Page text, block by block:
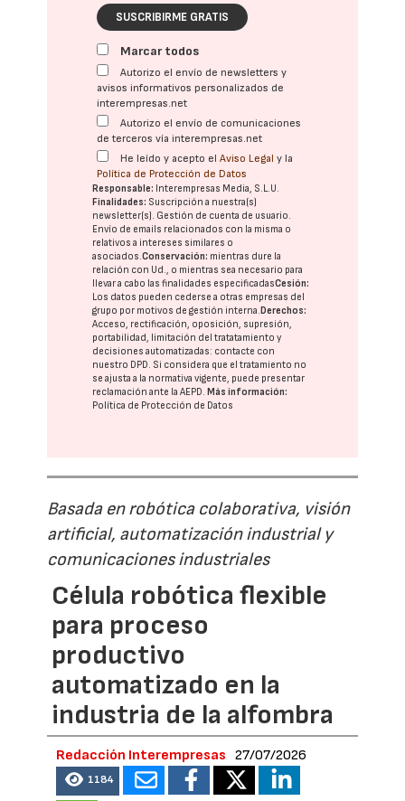
SUSCRIBIRME GRATIS
Marcar todos
Autorizo el envío de newsletters y
avisos informativos personalizados de
interempresas.net
Autorizo el envío de comunicaciones
de terceros vía interempresas.net
He leído y acepto elAviso Legal y la
Política de Protección de Datos
Responsable: Interempresas Media, S.L.U.
Finalidades: Suscripción a nuestra(s)
newsletter(s). Gestión de cuenta de usuario.
Envío de emails relacionados con la misma o
relativos a intereses similares o
asociados.Conservación: mientras dure la
relación con Ud., o mientras sea necesario para
llevar a cabo las finalidades especificadasCesión:
Los datos pueden cederse a otras empresas del
grupo por motivos de gestión interna.Derechos:
Acceso, rectificación, oposición, supresión,
portabilidad, limitación del tratatamiento y
decisiones automatizadas: contacte con
nuestro DPD . Si considera que el tratamiento no
se ajusta a la normativa vigente, puede presentar
reclamación ante laAEPD .Más información:
Política de Protección de Datos
Basada en robótica colaborativa, visión
artificial, automatización industrial y
comunicaciones industriales
Célula robótica flexible
para proceso
productivo
automatizado en la
industria de la alfombra
Redacción Interempresas 27/07/2026
1184